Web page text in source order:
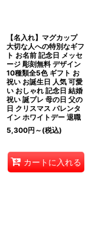
【名入れ】マグカップ
大切な人への特別なギフ
ト お名前 記念日 メッセ
ージ 彫刻無料 デザイン
10種類全5色 ギフト お
祝い お誕生日 人気 可愛
い おしゃれ 記念日 結婚
祝い 誕プレ 母の日 父の
日 クリスマス バレンタ
イン ホワイトデー 退職
5,300円 ～ (税込)
カートに入れる